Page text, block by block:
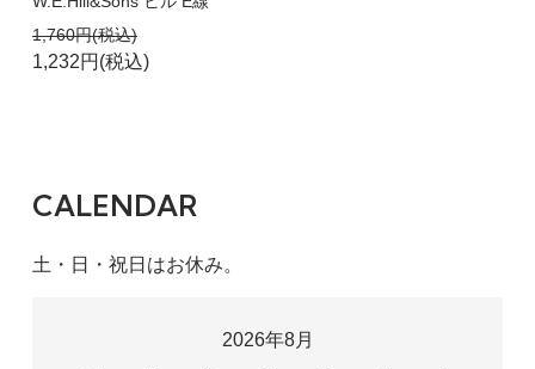
1,760円(税込)
1,232円(税込)
CALENDAR
土・日・祝日はお休み。
2026年8月